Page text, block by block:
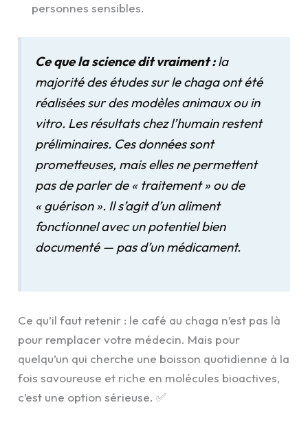
personnes sensibles.
Ce que la science dit vraiment :la
majorité des études sur le chaga ont été
réalisées sur des modèles animaux ou in
vitro. Les résultats chez l’humain restent
préliminaires. Ces données sont
prometteuses, mais elles ne permettent
pas de parler de « traitement » ou de
« guérison ». Il s’agit d’un aliment
fonctionnel avec un potentiel bien
documenté — pas d’un médicament.
Ce qu’il faut retenir : le café au chaga n’est pas là
pour remplacer votre médecin. Mais pour
quelqu’un qui cherche une boisson quotidienne à la
fois savoureuse et riche en molécules bioactives,
c’est une option sérieuse. ✅